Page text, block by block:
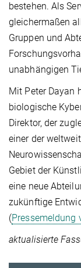
bestehen. Als
gleichermaßen
Gruppen und
unabhängigen
Mit Peter Dayan
biologische
Direktor, der
einer der
Gebiet der
eine neue
zukünftige
(Pressemeldung
aktualisierte